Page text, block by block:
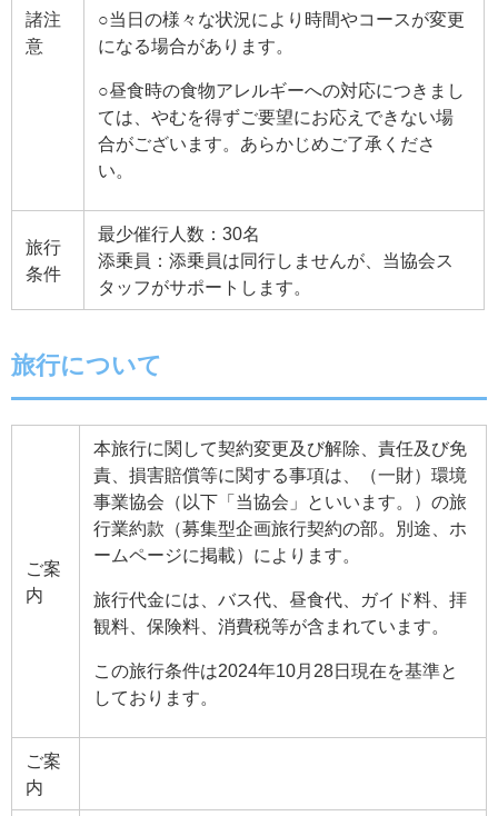
諸注
意
○当日の様々な状況により時間やコースが変更
になる場合があります。
○昼食時の食物アレルギーへの対応につきまし
ては、やむを得ずご要望にお応えできない場
合がございます。あらかじめご了承くださ
い。
旅行
条件
最少催行人数：30名
添乗員：添乗員は同行しませんが、当協会ス
タッフがサポートします。
旅行について
ご案
内
本旅行に関して契約変更及び解除、責任及び免
責、損害賠償等に関する事項は、（一財）環境
事業協会（以下「当協会」といいます。）の旅
行業約款（募集型企画旅行契約の部。別途、ホ
ームページに掲載）によります。
旅行代金には、バス代、昼食代、ガイド料、拝
観料、保険料、消費税等が含まれています。
この旅行条件は2024年10月28日現在を基準と
しております。
ご案
内